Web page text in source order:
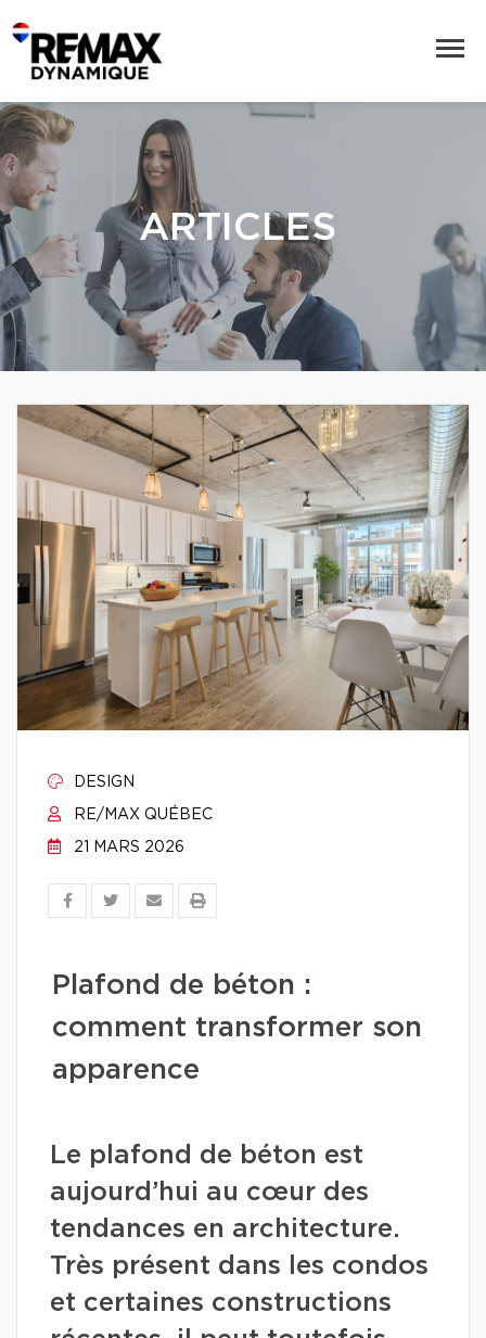
ARTICLES
DESIGN
RE/MAX QUÉBEC
21 MARS 2026
Plafond de béton :
comment transformer son
apparence
Le plafond de béton est
aujourd’hui au cœur des
tendances en architecture.
Très présent dans les condos
et certaines constructions